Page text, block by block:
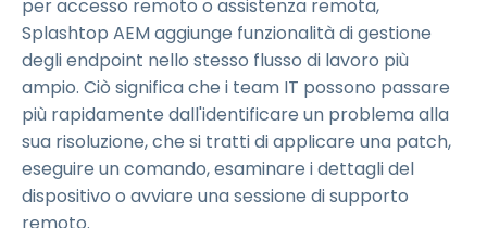
per accesso remoto o assistenza remota,
Splashtop AEM aggiunge funzionalità di gestione
degli endpoint nello stesso flusso di lavoro più
ampio. Ciò significa che i team IT possono passare
più rapidamente dall'identificare un problema alla
sua risoluzione, che si tratti di applicare una patch,
eseguire un comando, esaminare i dettagli del
dispositivo o avviare una sessione di supporto